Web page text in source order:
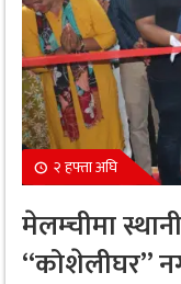
२ हफ्ता अघि
मेलम्चीमा
“कोशेलीघर”